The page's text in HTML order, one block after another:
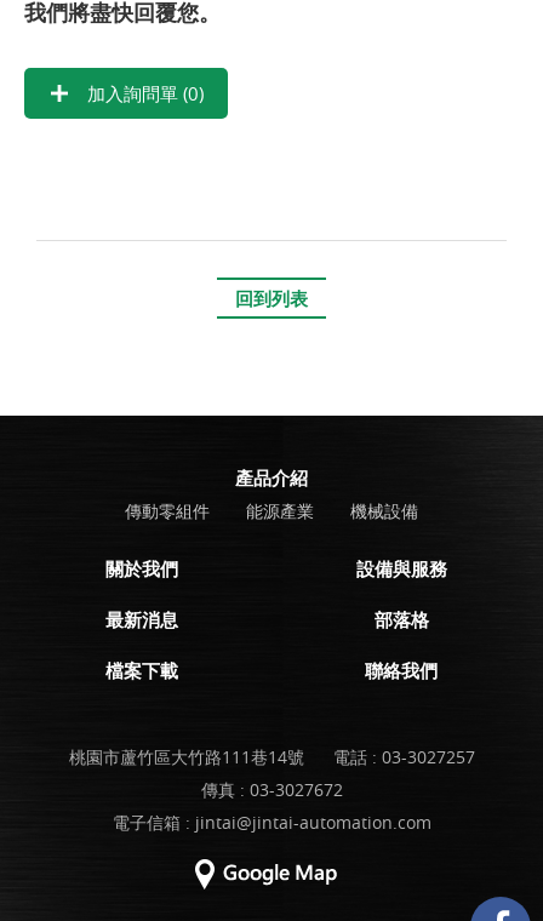
我們將盡快回覆您。
加入詢問單 (0)
回到列表
產品介紹
傳動零組件 能源產業 機械設備
關於我們 設備與服務
最新消息 部落格
檔案下載 聯絡我們
桃園市蘆竹區大竹路111巷14號 電話 : 03-3027257
傳真 : 03-3027672
電子信箱 : jintai@jintai-automation.com